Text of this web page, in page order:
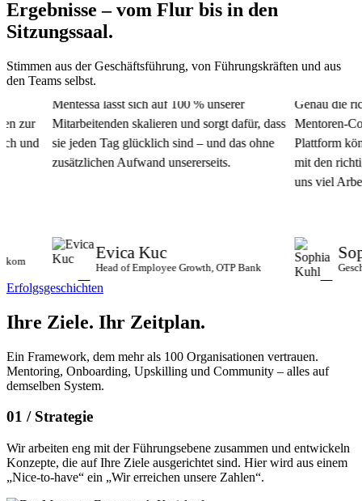
Ergebnisse – vom Flur bis in den
Sitzungssaal.
Stimmen aus der Geschäftsführung, von Führungskräften und aus
den Teams selbst.
zur
und
Mentessa lässt sich auf 100 % unserer
Mitarbeitenden skalieren und sorgt dafür, dass
sie jeden Tag glücklich sind – und das ohne
zusätzlichen Aufwand unsererseits.
Evica Kuc
Head of Employee Growth, OTP Bank
Genau die
Mentoren-
Plattform
mit den
uns viel Arbeit
Erfolgsgeschichten
Ihre Ziele. Ihr Zeitplan.
Ein Framework, dem mehr als 100 Organisationen vertrauen.
Mentoring, Onboarding, Upskilling und Community – alles auf
demselben System.
01 /Strategie
Wir arbeiten eng mit der Führungsebene zusammen und entwickeln
Konzepte, die auf Ihre Ziele ausgerichtet sind. Hier wird aus einem
„Nice-to-have“ ein „Wir erreichen unsere Zahlen“.